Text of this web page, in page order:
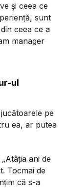
și ceea ce
sunt
ceea ce a
manager
ul
pe
ea, ar putea
„Atâția ani de
Tocmai de
că s-a